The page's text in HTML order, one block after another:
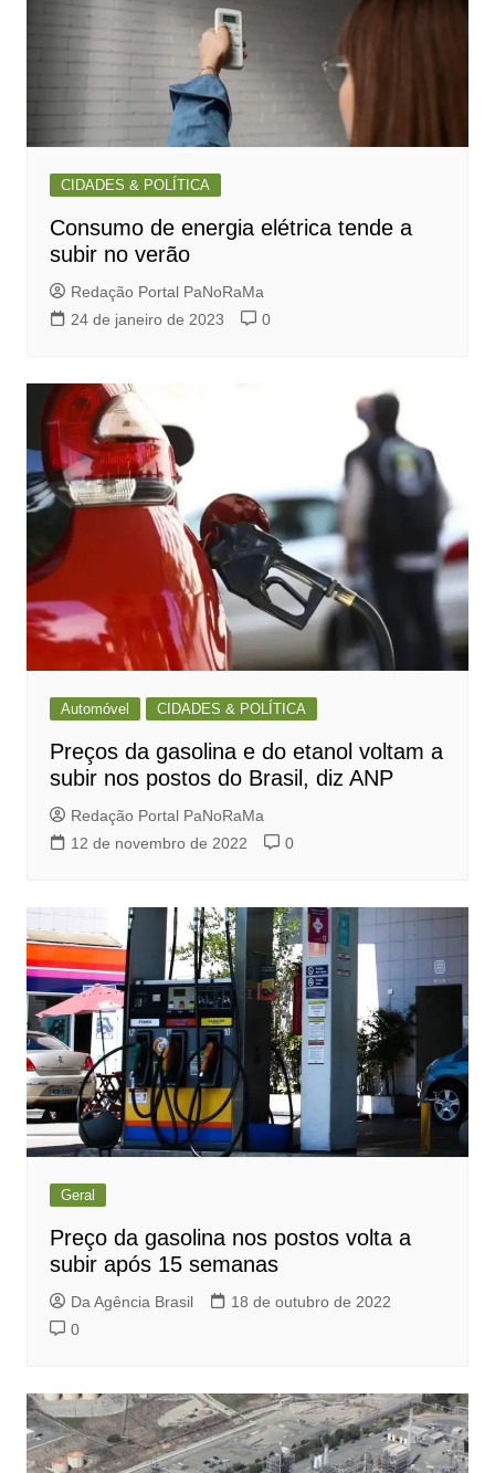
CIDADES & POLÍTICA
Consumo de energia elétrica tende a
subir no verão
Redação Portal PaNoRaMa
24 de janeiro de 2023
0
Automóvel CIDADES & POLÍTICA
Preços da gasolina e do etanol voltam a
subir nos postos do Brasil, diz ANP
Redação Portal PaNoRaMa
12 de novembro de 2022
0
Geral
Preço da gasolina nos postos volta a
subir após 15 semanas
Da Agência Brasil
18 de outubro de 2022
0